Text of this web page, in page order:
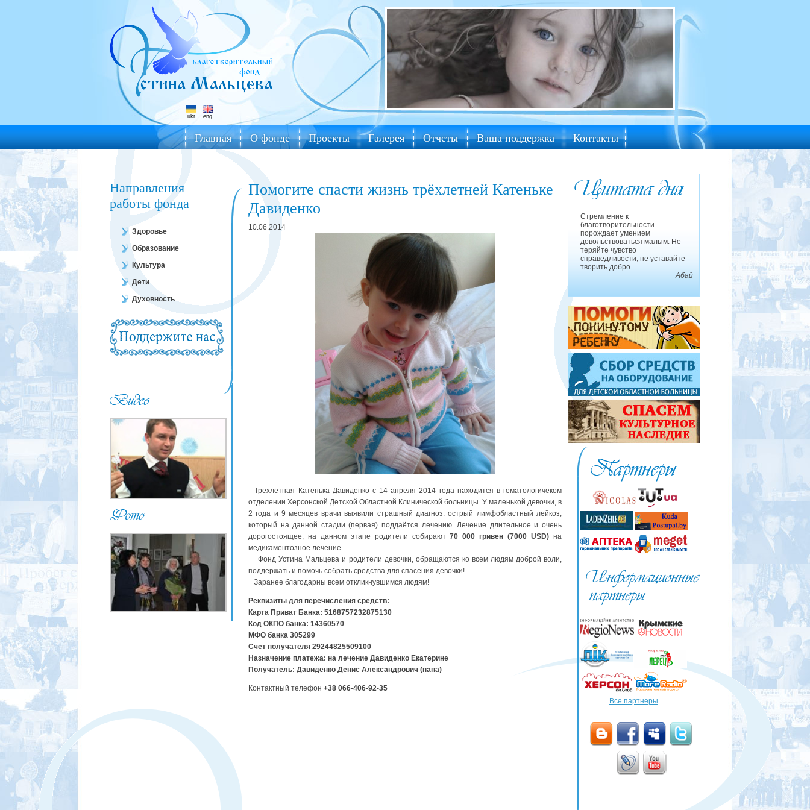
ukr eng
Главная О фонде Проекты Галерея Отчеты Ваша поддержка Контакты
Направления
работы фонда
Здоровье
Образование
Культура
Дети
Духовность
Помогите спасти жизнь трёхлетней Катеньке
Давиденко
10.06.2014
Трехлетная Катенька Давиденко с 14 апреля 2014 года находится в гематологичеком
отделении Херсонской Детской Областной Клинической больницы. У маленькой девочки, в
2 года и 9 месяцев врачи выявили страшный диагноз: острый лимфобластный лейкоз,
который на данной стадии (первая) поддаётся лечению. Лечение длительное и очень
дорогостоящее, на данном этапе родители собирают70 000 гривен (7000 USD) на
медикаментозное лечение.
Фонд Устина Мальцева и родители девочки, обращаются ко всем людям доброй воли,
поддержать и помочь собрать средства для спасения девочки!
Заранее благодарны всем откликнувшимся людям!
Реквизиты для перечисления средств:
Карта Приват Банка: 5168757232875130
Код ОКПО банка: 14360570
МФО банка 305299
Счет получателя 29244825509100
Назначение платежа: на лечение Давиденко Екатерине
Получатель: Давиденко Денис Александрович (папа)
Контактный телефон +38 066-406-92-35
Стремление к
благотворительности
порождает умением
довольствоваться малым. Не
теряйте чувство
справедливости, не уставайте
творить добро.
Абай
Все партнеры